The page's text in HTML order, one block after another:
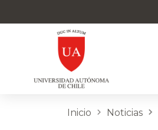
Inicio Noticias